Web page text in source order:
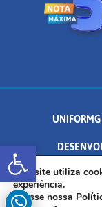
Abrir a
AV. DR. ARNALDO
Este site utiliza
experiência.
Acesse nossa